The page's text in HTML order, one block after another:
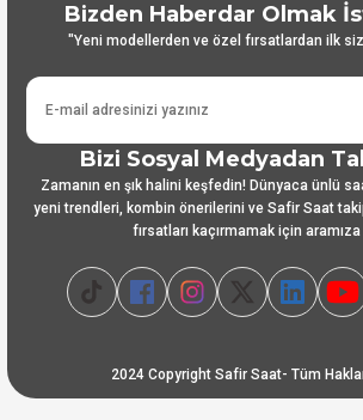
Bizden Haberdar Olmak
"Yeni modellerden ve özel fırsatlardan ilk
Bizi Sosyal Medyadan
Zamanın en şık halini keşfedin! Dünyaca ünlü
yeni trendleri, kombin önerilerini ve Safir Saat
fırsatları kaçırmamak için aramıza
2024 Copyright Safir Saat- Tüm